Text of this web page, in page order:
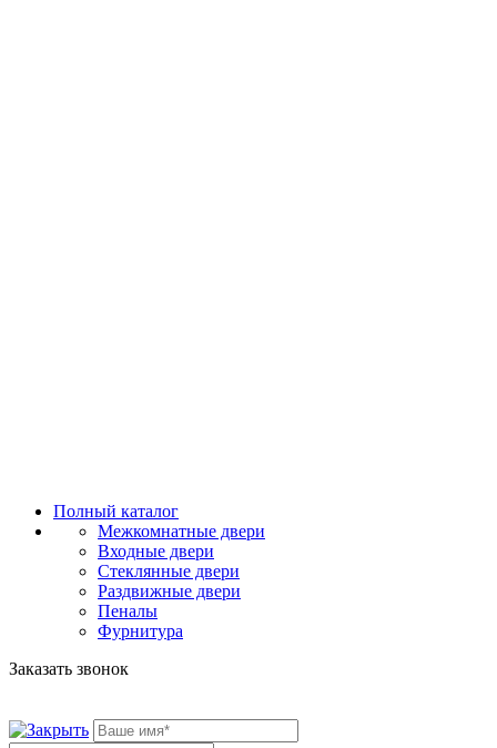
Полный каталог
Межкомнатные двери
Входные двери
Стеклянные двери
Раздвижные двери
Пеналы
Фурнитура
Заказать звонок